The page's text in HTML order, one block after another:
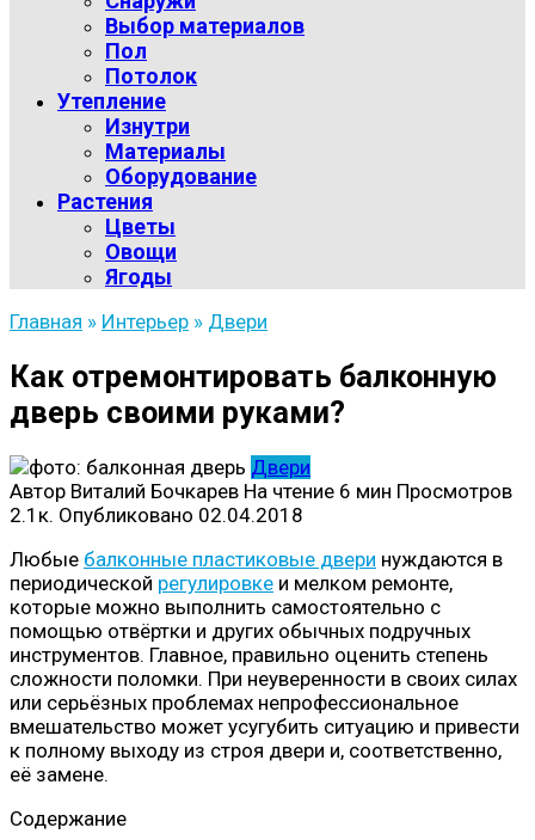
Выбор материалов
Пол
Потолок
Утепление
Изнутри
Материалы
Оборудование
Растения
Цветы
Овощи
Ягоды
Главная » Интерьер » Двери
Как отремонтировать балконную
дверь своими руками?
Двери
Автор Виталий Бочкарев На чтение 6 мин Просмотров
2.1к. Опубликовано 02.04.2018
Любые балконные пластиковые двери нуждаются в
периодической регулировке и мелком ремонте,
которые можно выполнить самостоятельно с
помощью отвёртки и других обычных подручных
инструментов. Главное, правильно оценить степень
сложности поломки. При неуверенности в своих силах
или серьёзных проблемах непрофессиональное
вмешательство может усугубить ситуацию и привести
к полному выходу из строя двери и, соответственно,
её замене.
Содержание